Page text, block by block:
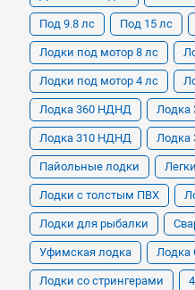
Под 9.8 лс Под 15 лс
Лодки под мотор 8 лс
Лодки под мотор 4 лс
Лодка 360 НДНД Лодка
Лодка 310 НДНД Лодка
Пайольные лодки
Лодки с толстым ПВХ
Лодки для рыбалки
Уфимская лодка Лодка
Лодки со стрингерами